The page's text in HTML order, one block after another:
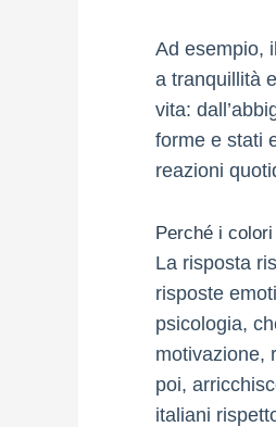
Ad esempio,
a tranquillità
vita:
forme e stati
reazioni
Perché i
La risposta
risposte
psicologia,
motivazione,
poi,
italiani